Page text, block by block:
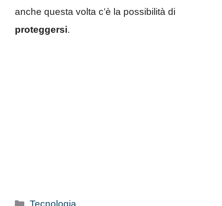
anche questa volta c’è la possibilità di
proteggersi.
Categorie